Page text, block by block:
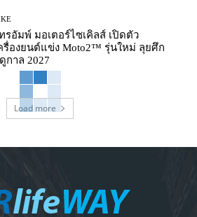
รอัมพ์ มอเตอร์ไซเคิลส์ เปิดตัว
รื่องยนต์แข่ง Moto2™ รุ่นใหม่ ลุยศึก
กาล 2027
Load more